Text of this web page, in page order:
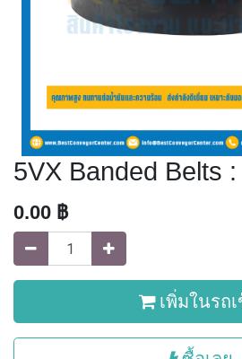
5VX Banded Belts
0.00 ฿
เพิ่มในรถ